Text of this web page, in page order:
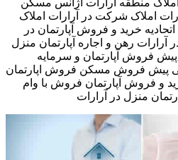
املاک شرکت در آرارات املاک
اتحادیه خرید و فروش آپارتمان در
آرارات رهن و اجاره آپارتمان منزل
فروش آپارتمان و سرمایه
پیش فروش مسکن فروش اپارتمان
و فروش آپارتمان فروش با وام
منزل در آرارات